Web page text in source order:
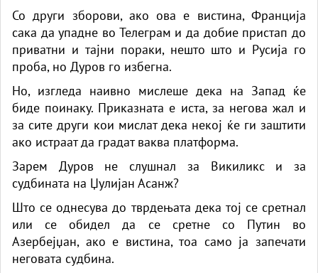
Со други зборови, ако ова е вистина, Франција
сака да упадне во Телеграм и да добие пристап до
приватни и тајни пораки, нешто што и Русија го
проба, но Дуров го избегна.
Но, изгледа наивно мислеше дека на Запад ќе
биде поинаку. Приказната е иста, за негова жал и
за сите други кои мислат дека некој ќе ги заштити
ако истраат да градат ваква платформа.
Зарем Дуров не слушнал за Викиликс и за
судбината на Џулијан Асанж?
Што се однесува до тврдењата дека тој се сретнал
или се обидел да се сретне со Путин во
Азербејџан, ако е вистина, тоа само ја запечати
неговата судбина.